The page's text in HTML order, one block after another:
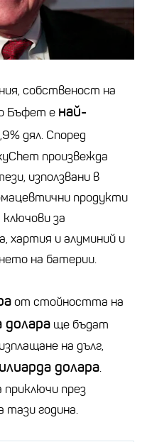
собственост на
Бъфет е най-
дял. Според
произвежда
използвани в
продукти
за
хартия и алуминий и
на батерии.
от стойността на
долара ще бъдат
на дълг,
долара.
приключи през
година.